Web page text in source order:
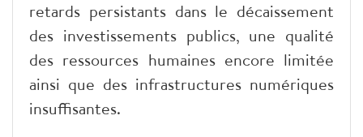
retards persistants dans le décaissement
des investissements publics, une qualité
des ressources humaines encore limitée
ainsi que des infrastructures numériques
insuffisantes.